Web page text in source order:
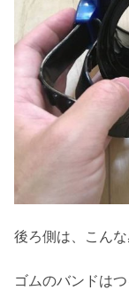
後ろ側は、こん
ゴムのバンドは